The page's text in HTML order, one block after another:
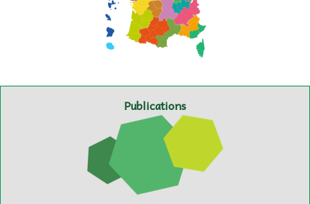
Publications